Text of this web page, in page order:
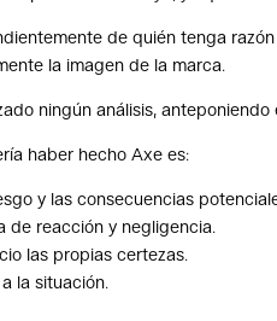
de quién tenga
la imagen de la marca.
ningún análisis, anteponiendo
haber hecho Axe es:
y las consecuencias
de reacción y negligencia.
las propias certezas.
la situación.